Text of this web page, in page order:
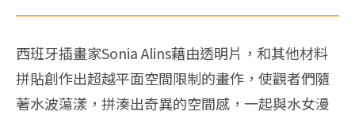
西班牙插畫家Sonia Alins藉由透明片，和其他材料
拼貼創作出超越平面空間限制的畫作，使觀者們隨
著水波蕩漾，拼湊出奇異的空間感，一起與水女漫